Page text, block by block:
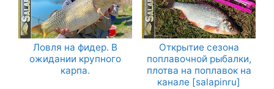
Ловля на фидер. В
ожидании крупного
карпа.
Открытие сезона
поплавочной рыбалки,
плотва на поплавок на
канале [salapinru]